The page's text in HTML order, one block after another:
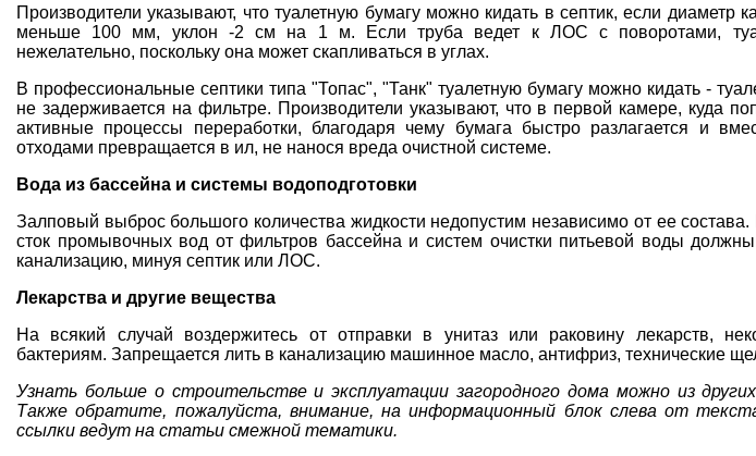
Производители указывают, что туалетную бумагу можно кидать в септик, если диаметр
меньше 100 мм, уклон -2 см на 1 м. Если труба ведет к ЛОС с поворотами,
нежелательно, поскольку она может скапливаться в углах.
В профессиональные септики типа "Топас", "Танк" туалетную бумагу можно кидать -
не задерживается на фильтре. Производители указывают, что в первой камере, куда
активные процессы переработки, благодаря чему бумага быстро разлагается и
отходами превращается в ил, не нанося вреда очистной системе.
Вода из бассейна и системы водоподготовки
Залповый выброс большого количества жидкости недопустим независимо от ее
сток промывочных вод от фильтров бассейна и систем очистки питьевой воды
канализацию, минуя септик или ЛОС.
Лекарства и другие вещества
На всякий случай воздержитесь от отправки в унитаз или раковину лекарств,
бактериям. Запрещается лить в канализацию машинное масло, антифриз, технические
Узнать больше о строительстве и эксплуатации загородного дома можно из
Также обратите, пожалуйста, внимание, на информационный блок слева от
ссылки ведут на статьи смежной тематики.